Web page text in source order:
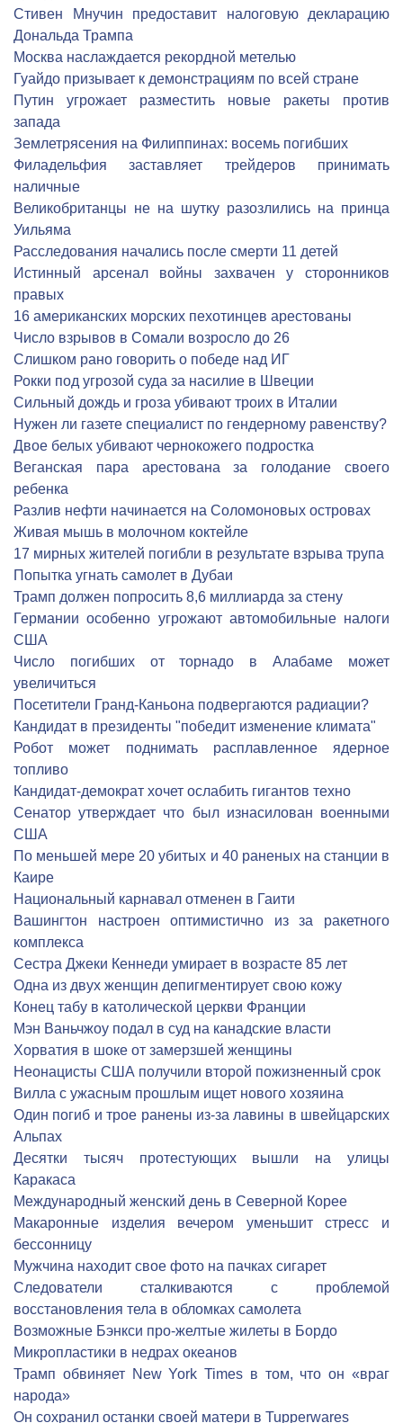
Стивен Мнучин предоставит налоговую декларацию
Дональда Трампа
Москва наслаждается рекордной метелью
Гуайдо призывает к демонстрациям по всей стране
Путин угрожает разместить новые ракеты против
запада
Землетрясения на Филиппинах: восемь погибших
Филадельфия заставляет трейдеров принимать
наличные
Великобританцы не на шутку разозлились на принца
Уильяма
Расследования начались после смерти 11 детей
Истинный арсенал войны захвачен у сторонников
правых
16 американских морских пехотинцев арестованы
Число взрывов в Сомали возросло до 26
Слишком рано говорить о победе над ИГ
Рокки под угрозой суда за насилие в Швеции
Сильный дождь и гроза убивают троих в Италии
Нужен ли газете специалист по гендерному равенству?
Двое белых убивают чернокожего подростка
Веганская пара арестована за голодание своего
ребенка
Разлив нефти начинается на Соломоновых островах
Живая мышь в молочном коктейле
17 мирных жителей погибли в результате взрыва трупа
Попытка угнать самолет в Дубаи
Трамп должен попросить 8,6 миллиарда за стену
Германии особенно угрожают автомобильные налоги
США
Число погибших от торнадо в Алабаме может
увеличиться
Посетители Гранд-Каньона подвергаются радиации?
Кандидат в президенты "победит изменение климата"
Робот может поднимать расплавленное ядерное
топливо
Кандидат-демократ хочет ослабить гигантов техно
Сенатор утверждает что был изнасилован военными
США
По меньшей мере 20 убитых и 40 раненых на станции в
Каире
Национальный карнавал отменен в Гаити
Вашингтон настроен оптимистично из за ракетного
комплекса
Сестра Джеки Кеннеди умирает в возрасте 85 лет
Одна из двух женщин депигментирует свою кожу
Конец табу в католической церкви Франции
Мэн Ваньчжоу подал в суд на канадские власти
Хорватия в шоке от замерзшей женщины
Неонацисты США получили второй пожизненный срок
Вилла с ужасным прошлым ищет нового хозяина
Один погиб и трое ранены из-за лавины в швейцарских
Альпах
Десятки тысяч протестующих вышли на улицы
Каракаса
Международный женский день в Северной Корее
Макаронные изделия вечером уменьшит стресс и
бессонницу
Мужчина находит свое фото на пачках сигарет
Следователи сталкиваются с проблемой
восстановления тела в обломках самолета
Возможные Бэнкси про-желтые жилеты в Бордо
Микропластики в недрах океанов
Трамп обвиняет New York Times в том, что он «враг
народа»
Он сохранил останки своей матери в Tupperwares